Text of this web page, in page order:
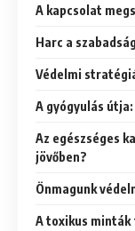
A kapcsolat
Harc a
Védelmi
A gyógyulás
Az egészséges
jövőben?
Önmagunk
A toxikus minták